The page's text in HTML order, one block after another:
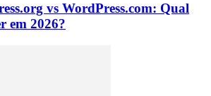
vs WordPress.com: Qual
em 2026?